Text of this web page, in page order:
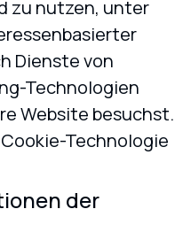
zu nutzen, unter
Dienste von
Technologien
Website besuchst.
Technologie
der